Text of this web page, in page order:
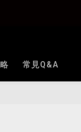
常見Q&A